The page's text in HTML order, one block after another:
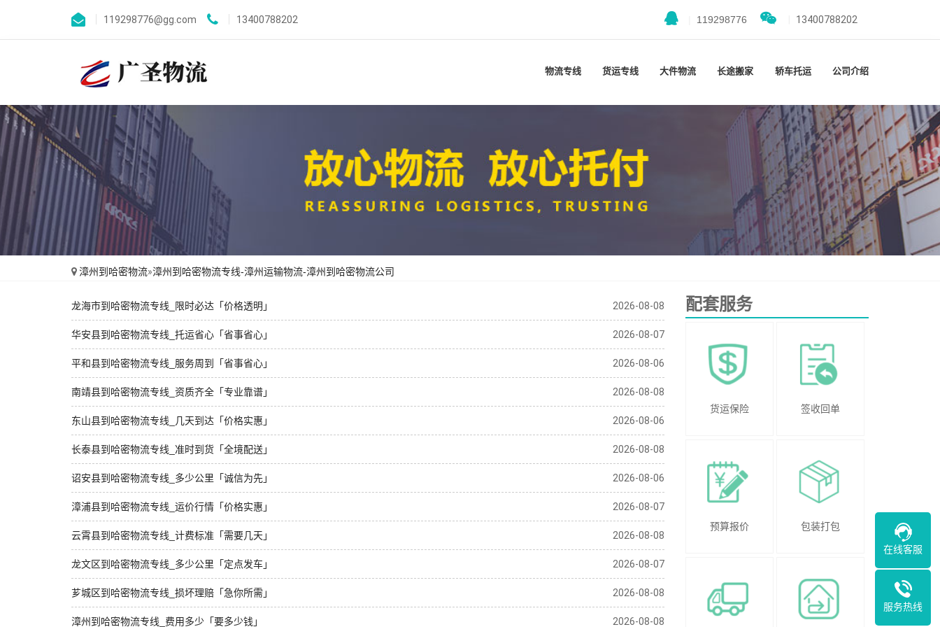
119298776@gg.com 13400788202 119298776 13400788202
物流专线 货运专线 大件物流 长途搬家 轿车托运 公司介绍
漳州到哈密物流»漳州到哈密物流专线-漳州运输物流-漳州到哈密物流公司
龙海市到哈密物流专线_限时必达「价格透明」 2026-08-08
华安县到哈密物流专线_托运省心「省事省心」 2026-08-07
平和县到哈密物流专线_服务周到「省事省心」 2026-08-06
南靖县到哈密物流专线_资质齐全「专业靠谱」 2026-08-08
东山县到哈密物流专线_几天到达「价格实惠」 2026-08-06
长泰县到哈密物流专线_准时到货「全境配送」 2026-08-08
诏安县到哈密物流专线_多少公里「诚信为先」 2026-08-06
漳浦县到哈密物流专线_运价行情「价格实惠」 2026-08-07
云霄县到哈密物流专线_计费标准「需要几天」 2026-08-08
龙文区到哈密物流专线_多少公里「定点发车」 2026-08-07
芗城区到哈密物流专线_损坏理赔「急你所需」 2026-08-08
漳州到哈密物流专线_费用多少「要多少钱」 2026-08-08
配套服务
货运保险 签收回单
预算报价 包装打包
在线客服
服务热线